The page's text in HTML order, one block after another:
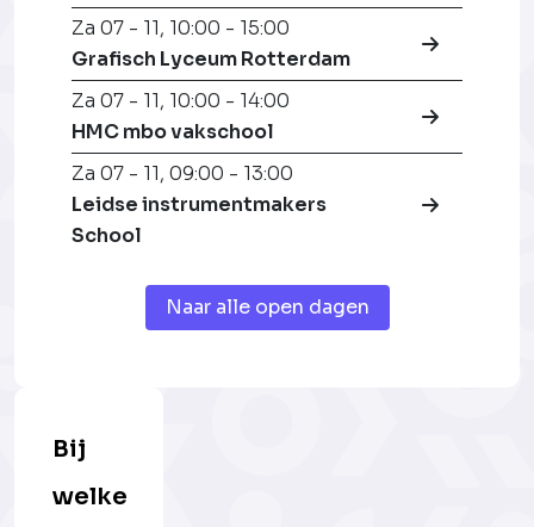
Za 07 - 11, 10:00 - 15:00
Grafisch Lyceum Rotterdam
Za 07 - 11, 10:00 - 14:00
HMC mbo vakschool
Za 07 - 11, 09:00 - 13:00
Leidse instrumentmakers
School
Naar alle open dagen
Bij
welke